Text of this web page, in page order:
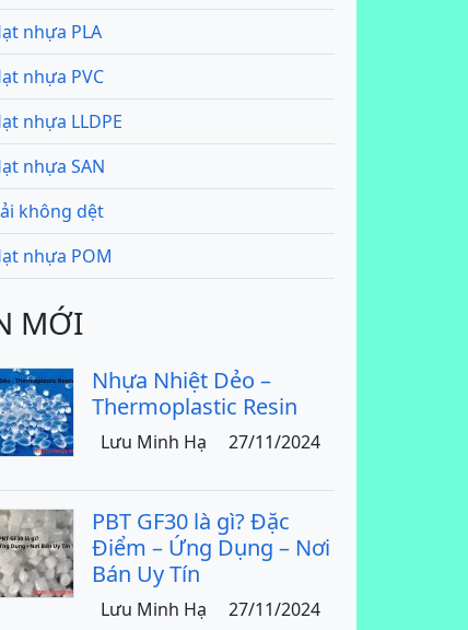
nhựa PLA
nhựa PVC
nhựa LLDPE
nhựa SAN
không dệt
nhựa POM
MỚI
Nhựa Nhiệt Dẻo –
Thermoplastic Resin
Lưu Minh Hạ 27/11/2024
PBT GF30 là gì? Đặc
Điểm – Ứng Dụng – Nơi
Bán Uy Tín
Lưu Minh Hạ 27/11/2024